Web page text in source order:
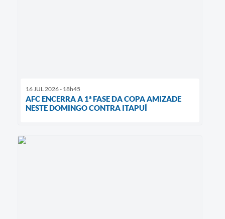
16 JUL 2026 - 18h45
AFC ENCERRA A 1ª FASE DA COPA AMIZADE
NESTE DOMINGO CONTRA ITAPUÍ